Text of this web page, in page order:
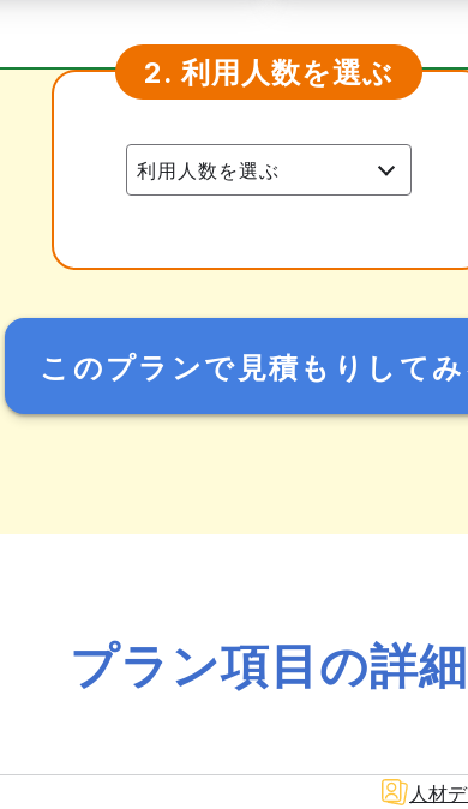
2. 利用人数を選ぶ
このプランで見積もりしてみ
プラン項目の詳細
人材